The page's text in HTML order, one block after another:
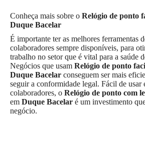
Conheça mais sobre o Relógio de ponto
Duque Bacelar
É importante ter as melhores ferramentas
colaboradores sempre disponíveis, para
trabalho no setor que é vital para a saúde
Negócios que usam Relógio de ponto
Duque Bacelar conseguem ser mais
seguir a conformidade legal. Fácil de usar
colaboradores, o Relógio de ponto com
em Duque Bacelar é um investimento
negócio.